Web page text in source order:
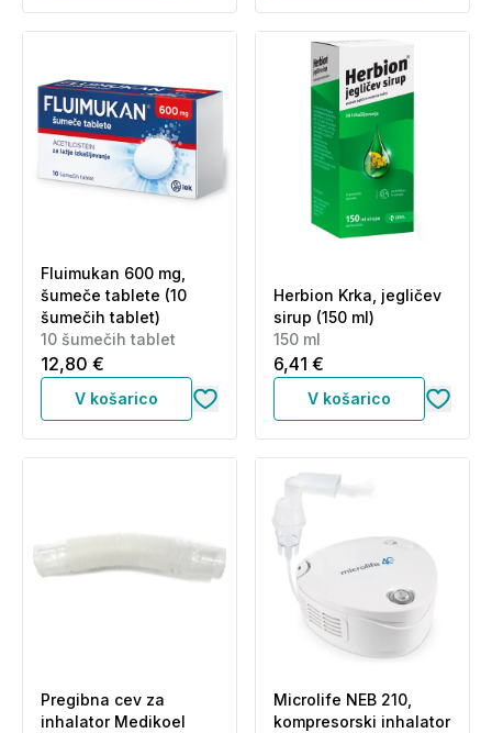
Fluimukan 600 mg,
šumeče tablete (10
šumečih tablet)
10 šumečih tablet
12,80 €
V košarico
Herbion Krka, jegličev
sirup (150 ml)
150 ml
6,41 €
V košarico
Pregibna cev za
inhalator Medikoel
Microlife NEB 210,
kompresorski inhalator